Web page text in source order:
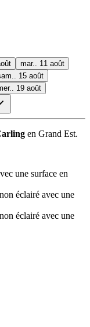
mar.. 11 août
15 août
19 août
en Grand Est.
une surface en
éclairé avec une
éclairé avec une